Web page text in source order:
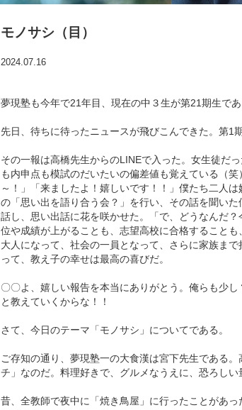
モノサシ（目）
2024.07.16
夢現塾も今年で21年目、現在の中３生が第21期生であ
先日、待ちに待ったニュースが飛びこんできた。第1
その一報は高橋先生からのLINEで入った。女生徒だ
も内申点も模試のだいたいの偏差値も覚えている（
～！」「来ましたよ！嬉しいです！！」僕たち二人
の「思い出を語り合う会？」を行い、その話を聞い
話し、思い出話に花を咲かせた。「で、どうなんだ
位や成績が上がることも、志望高校に合格すること
大人になって、社会の一員となって、さらに家族ま
って、教え子の幸せは最高の喜びだ。
〇〇よ、嬉しい報告を本当にありがとう。俺らも少
と教えていくからな！！
さて、今日のテーマ「モノサシ」についてである。
ご存知の通り、夢現塾一の大食漢は宮下先生である
チ」なのだ。料理好きで、グルメなうえに、恐ろしい
昔、全教師で夜中に「焼き鳥屋」に行ったことがあ